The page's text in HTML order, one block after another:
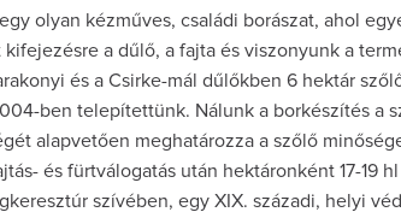
olyan kézműves, családi borászat, ahol
a dűlő, a fajta és viszonyunk a
és a Csirke-mál dűlőkben 6 hektár
ben telepítettünk. Nálunk a borkészítés a
alapvetően meghatározza a szőlő
és fürtválogatás után hektáronként 17-19
szívében, egy XIX. századi, helyi